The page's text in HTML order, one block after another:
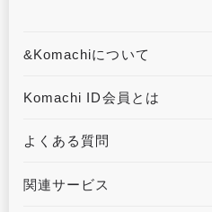
&Komachiについて
&Komachiとは
Komachi ID会員とは
よくある質問
関連サービス